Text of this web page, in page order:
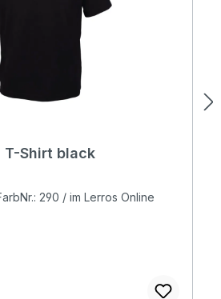
T-Shirt black
290 / im Lerros Online